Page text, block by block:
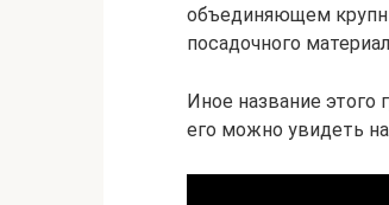
объединяющем
посадочного
Иное название
его можно увидеть на